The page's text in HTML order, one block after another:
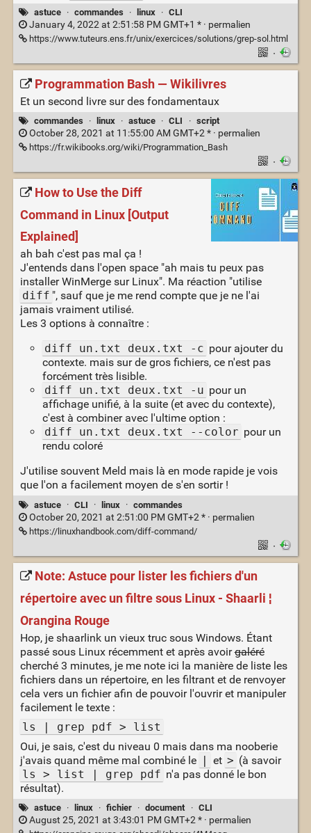
astuce · commandes · linux · CLI
January 4, 2022 at 2:51:58 PM GMT+1 * · permalien
https://www.tuteurs.ens.fr/unix/exercices/solutions/grep-sol.html
·
Programmation Bash — Wikilivres
Et un second livre sur des fondamentaux
commandes · linux · astuce · CLI · script
October 28, 2021 at 11:55:00 AM GMT+2 * · permalien
https://fr.wikibooks.org/wiki/Programmation_Bash
·
How to Use the Diff
Command in Linux [Output
Explained]
ah bah c'est pas mal ça !
J'entends dans l'open space "ah mais tu peux pas
installer WinMerge sur Linux". Ma réaction "utilise
diff ", sauf que je me rend compte que je ne l'ai
jamais vraiment utilisé.
Les 3 options à connaître :
diff un.txt deux.txt -c pour ajouter du
contexte. mais sur de gros fichiers, ce n'est pas
forcément très lisible.
diff un.txt deux.txt -u pour un
affichage unifié, à la suite (et avec du contexte),
c'est à combiner avec l'ultime option :
diff un.txt deux.txt --color pour un
rendu coloré
J'utilise souvent Meld mais là en mode rapide je vois
que l'on a facilement moyen de s'en sortir !
astuce · CLI · linux · commandes
October 20, 2021 at 2:51:00 PM GMT+2 * · permalien
https://linuxhandbook.com/diff-command/
·
Note: Astuce pour lister les fichiers d'un
répertoire avec un filtre sous Linux - Shaarli ¦
Orangina Rouge
Hop, je shaarlink un vieux truc sous Windows. Étant
passé sous Linux récemment et après avoirgaléré
cherché 3 minutes, je me note ici la manière de liste les
fichiers dans un répertoire, en les filtrant et de renvoyer
cela vers un fichier afin de pouvoir l'ouvrir et manipuler
facilement le texte :
ls | grep pdf > list
Oui, je sais, c'est du niveau 0 mais dans ma nooberie
j'avais quand même mal combiné le | et > (à savoir
ls > list | grep pdf n'a pas donné le bon
résultat).
astuce · linux · fichier · document · CLI
August 25, 2021 at 3:43:01 PM GMT+2 * · permalien